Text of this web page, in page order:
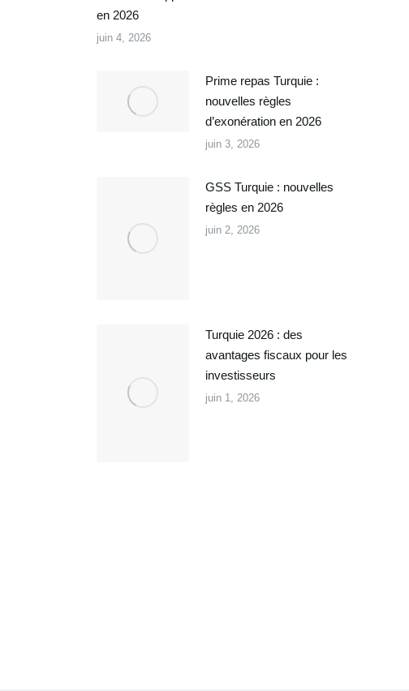
en 2026
juin 4, 2026
Prime repas Turquie :
nouvelles règles
d’exonération en 2026
juin 3, 2026
GSS Turquie : nouvelles
règles en 2026
juin 2, 2026
Turquie 2026 : des
avantages fiscaux pour les
investisseurs
juin 1, 2026